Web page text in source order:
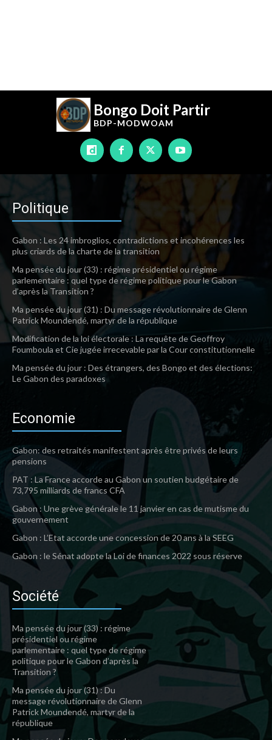
Bongo Doit Partir
BDP-MODWOAM
Politique
Gabon : Les 24 imbroglios, contradictions et incohérences les
plus criards de la charte de la transition
Ma pensée du jour (33) : régime présidentiel ou régime
parlementaire : quel type de régime politique pour le Gabon
d’après la Transition ?
Ma pensée du jour (31) : Du message révolutionnaire de Glenn
Patrick Moundendé, martyr de la république
Modification de la loi électorale : La requête de Geoffroy
Foumboula et Cie jugée irrecevable par la Cour constitutionnelle
Ma pensée du jour : Des étrangers, des Bongo et des élections:
Le Gabon des paradoxes
Economie
Gabon: des retraités manifestent après être privés de leurs
pensions
PAT : La France accorde au Gabon un soutien budgétaire de
73,795 milliards de francs CFA
Gabon : Une grève générale le 11 janvier en cas de mutisme du
gouvernement
Gabon : L’Etat accorde une concession de 20 ans à la SEEG
Gabon : le Sénat adopte la Loi de finances 2022 sous réserve
Société
Ma pensée du jour (33) : régime
présidentiel ou régime
parlementaire : quel type de régime
politique pour le Gabon d’après la
Transition ?
Ma pensée du jour (31) : Du
message révolutionnaire de Glenn
Patrick Moundendé, martyr de la
république